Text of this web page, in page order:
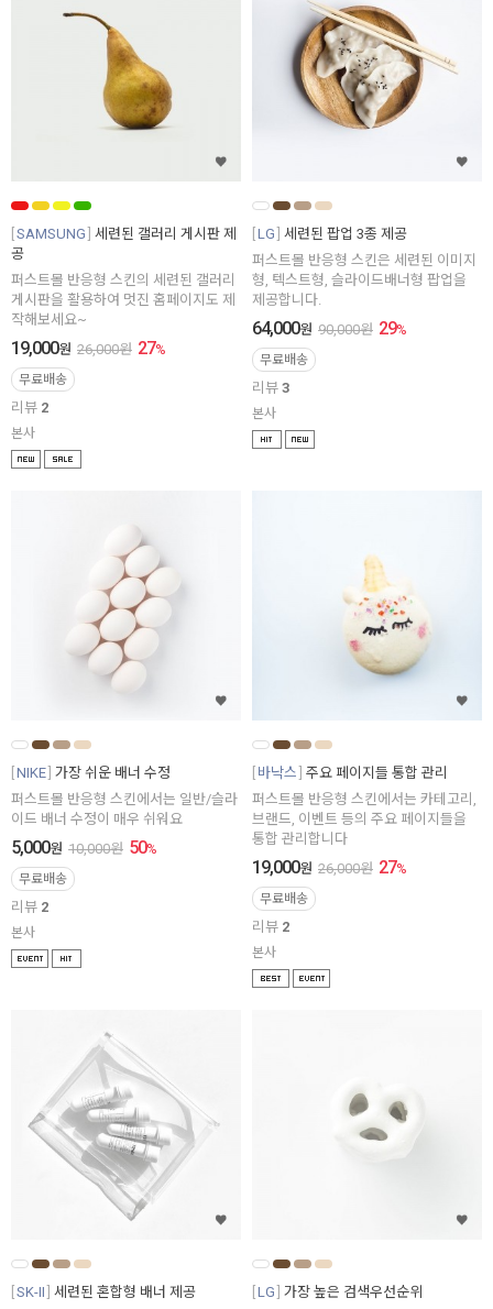
SAMSUNG 세련된 갤러리 게시판 제
공
퍼스트몰 반응형 스킨의 세련된 갤러리
게시판을 활용하여 멋진 홈페이지도 제
작해보세요~
19,000원 26,000원 27%
무료배송
리뷰 2
본사
LG 세련된 팝업 3종 제공
퍼스트몰 반응형 스킨은 세련된 이미지
형, 텍스트형, 슬라이드배너형 팝업을
제공합니다.
64,000원 90,000원 29%
무료배송
리뷰 3
본사
NIKE 가장 쉬운 배너 수정
퍼스트몰 반응형 스킨에서는 일반/슬라
이드 배너 수정이 매우 쉬워요
5,000원 10,000원 50%
무료배송
리뷰 2
본사
바낙스 주요 페이지들 통합 관리
퍼스트몰 반응형 스킨에서는 카테고리,
브랜드, 이벤트 등의 주요 페이지들을
통합 관리합니다
19,000원 26,000원 27%
무료배송
리뷰 2
본사
SK-II 세련된 혼합형 배너 제공
LG 가장 높은 검색우선순위